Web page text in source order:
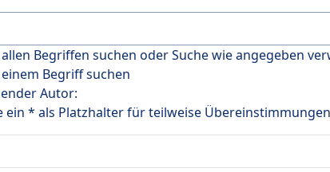
Begriffen suchen oder Suche wie angegeben
Begriff suchen
Autor:
ein * als Platzhalter für teilweise